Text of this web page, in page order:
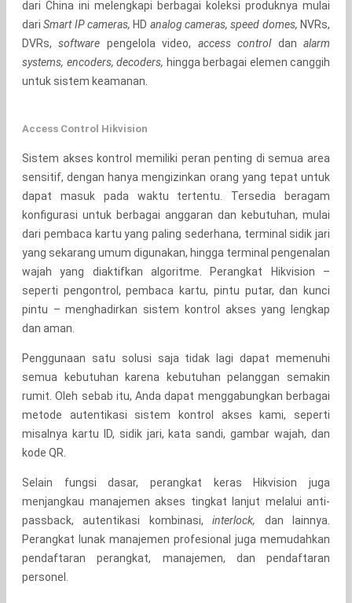
dari China ini melengkapi berbagai koleksi produknya mulai
dariSmart IP cameras, HD analog cameras, speed domes, NVRs,
DVRs,software pengelola video, access controldanalarm
systems, encoders, decoders, hingga berbagai elemen canggih
untuk sistem keamanan.
Access Control Hikvision
Sistem akses kontrol memiliki peran penting di semua area
sensitif, dengan hanya mengizinkan orang yang tepat untuk
dapat masuk pada waktu tertentu. Tersedia beragam
konfigurasi untuk berbagai anggaran dan kebutuhan, mulai
dari pembaca kartu yang paling sederhana, terminal sidik jari
yang sekarang umum digunakan, hingga terminal pengenalan
wajah yang diaktifkan algoritme. Perangkat Hikvision –
seperti pengontrol, pembaca kartu, pintu putar, dan kunci
pintu – menghadirkan sistem kontrol akses yang lengkap
dan aman.
Penggunaan satu solusi saja tidak lagi dapat memenuhi
semua kebutuhan karena kebutuhan pelanggan semakin
rumit. Oleh sebab itu, Anda dapat menggabungkan berbagai
metode autentikasi sistem kontrol akses kami, seperti
misalnya kartu ID, sidik jari, kata sandi, gambar wajah, dan
kode QR.
Selain fungsi dasar, perangkat keras Hikvision juga
menjangkau manajemen akses tingkat lanjut melalui anti-
passback, autentikasi kombinasi,interlock, dan lainnya.
Perangkat lunak manajemen profesional juga memudahkan
pendaftaran perangkat, manajemen, dan pendaftaran
personel.